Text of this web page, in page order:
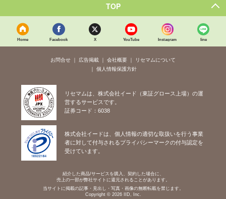
TOP
Home Facebook X YouTube Instagram line
お問合せ 広告掲載 会社概要
リセマムについて
個人情報保護方針
リセマムは、株式会社イード（東証グロース上場）の運
営するサービスです。
証券コード：6038
株式会社イードは、個人情報の適切な取扱いを行う事業
者に対して付与されるプライバシーマークの付与認定を
受けています。
紹介した商品/サービスを購入、契約した場合に、
売上の一部が弊社サイトに還元されることがあります。
当サイトに掲載の記事・見出し・写真・画像の無断転載を禁じます。
Copyright © 2026 IID, Inc.